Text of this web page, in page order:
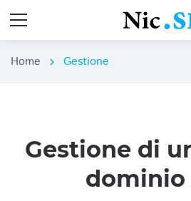
Home chevron_right Gestione
Gestione di
dominio